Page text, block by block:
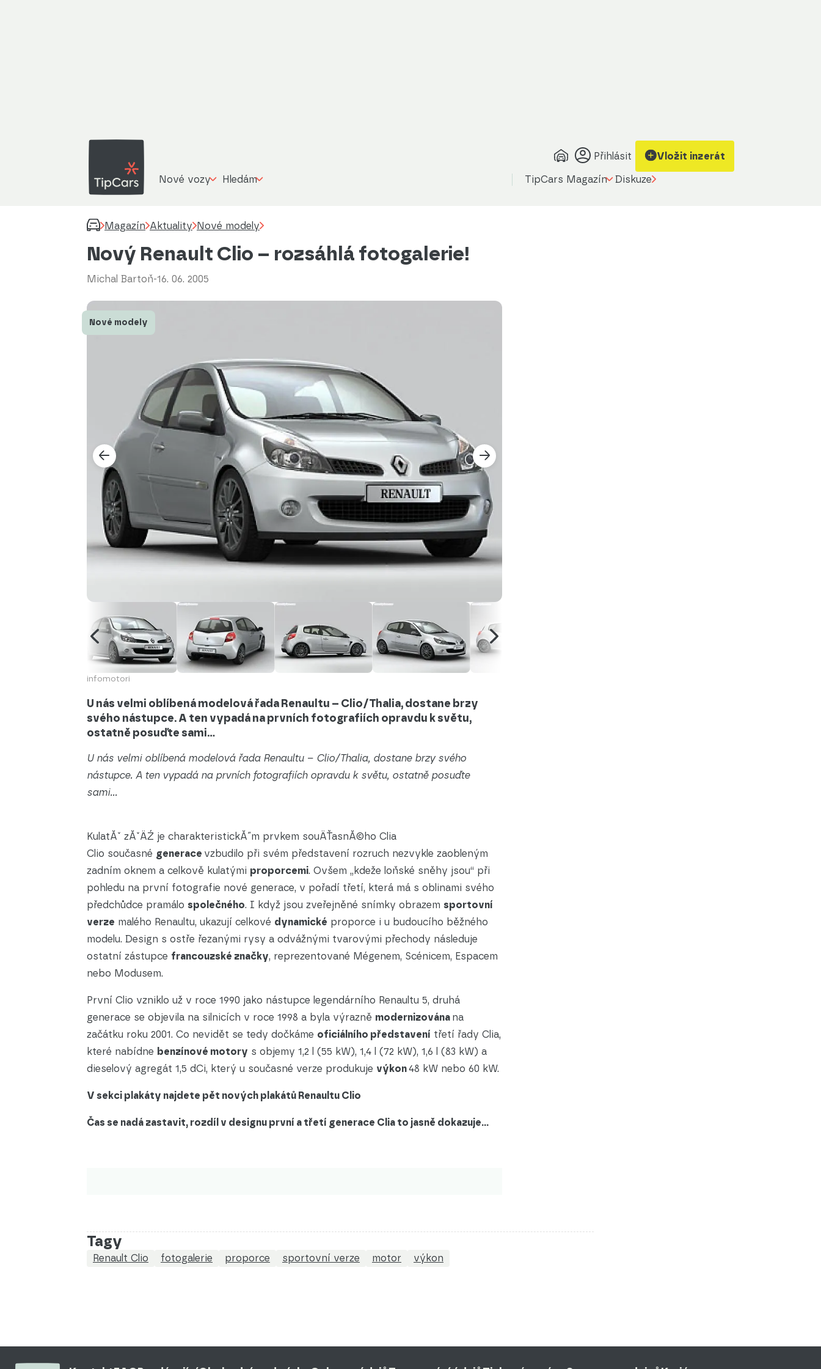
Přihlásit Vložit inzerát
Nové vozy Hledám TipCars Magazín Diskuze
Magazín Aktuality Nové modely
Nový Renault Clio – rozsáhlá fotogalerie!
Michal Bartoň-16. 06. 2005
infomotori
Nové modely
U nás velmi oblíbená modelová řada Renaultu – Clio/Thalia, dostane brzy
svého nástupce. A ten vypadá na prvních fotografiích opravdu k světu,
ostatně posuďte sami…
U nás velmi oblíbená modelová řada Renaultu – Clio/Thalia, dostane brzy svého
nástupce. A ten vypadá na prvních fotografiích opravdu k světu, ostatně posuďte
sami…
KulatĂˇ zĂˇÄŹ je charakteristickĂ˝m prvkem souÄŤasnĂ©ho Clia
Clio současné generace vzbudilo při svém představení rozruch nezvykle zaobleným
zadním oknem a celkově kulatými proporcemi. Ovšem „kdeže loňské sněhy jsou“ při
pohledu na první fotografie nové generace, v pořadí třetí, která má s oblinami svého
předchůdce pramálo společného. I když jsou zveřejněné snímky obrazem sportovní
verze malého Renaultu, ukazují celkové dynamické proporce i u budoucího běžného
modelu. Design s ostře řezanými rysy a odvážnými tvarovými přechody následuje
ostatní zástupce francouzské značky, reprezentované Mégenem, Scénicem, Espacem
nebo Modusem.
První Clio vzniklo už v roce 1990 jako nástupce legendárního Renaultu 5, druhá
generace se objevila na silnicích v roce 1998 a byla výrazně modernizována na
začátku roku 2001. Co nevidět se tedy dočkáme oficiálního představení třetí řady Clia,
které nabídne benzínové motory s objemy 1,2 l (55 kW), 1,4 l (72 kW), 1,6 l (83 kW) a
dieselový agregát 1,5 dCi, který u současné verze produkuje výkon48 kW nebo 60 kW.
V sekci plakáty najdete pět nových plakátů Renaultu Clio
Čas se nadá zastavit, rozdíl v designu první a třetí generace Clia to jasně dokazuje...
Tagy
Renault Clio fotogalerie proporce sportovní verze motor výkon